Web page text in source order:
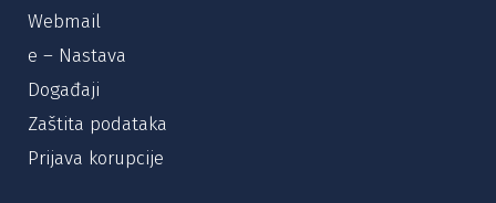
Webmail
e – Nastava
Događaji
Zaštita podataka
Prijava korupcije